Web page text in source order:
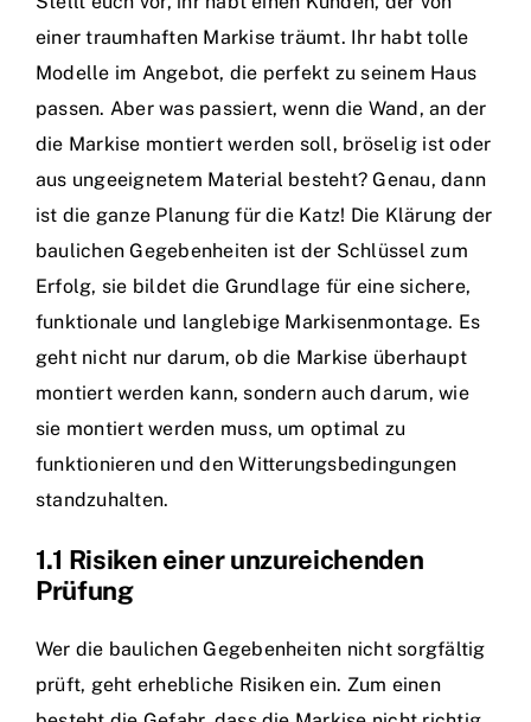
einer traumhaften Markise träumt. Ihr habt tolle
Modelle im Angebot, die perfekt zu seinem Haus
passen. Aber was passiert, wenn die Wand, an der
die Markise montiert werden soll, bröselig ist oder
aus ungeeignetem Material besteht? Genau, dann
ist die ganze Planung für die Katz! Die Klärung der
baulichen Gegebenheiten ist der Schlüssel zum
Erfolg, sie bildet die Grundlage für eine sichere,
funktionale und langlebige Markisenmontage. Es
geht nicht nur darum, ob die Markise überhaupt
montiert werden kann, sondern auch darum, wie
sie montiert werden muss, um optimal zu
funktionieren und den Witterungsbedingungen
standzuhalten.
1.1 Risiken einer unzureichenden
Prüfung
Wer die baulichen Gegebenheiten nicht sorgfältig
prüft, geht erhebliche Risiken ein. Zum einen